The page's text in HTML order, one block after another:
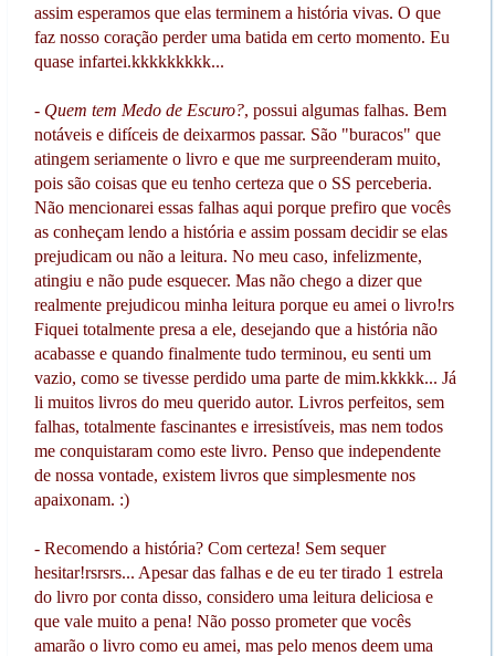
assim esperamos que elas terminem a história vivas. O que
faz nosso coração perder uma batida em certo momento. Eu
quase infartei.kkkkkkkkk...
- Quem tem Medo de Escuro?, possui algumas falhas. Bem
notáveis e difíceis de deixarmos passar. São "buracos" que
atingem seriamente o livro e que me surpreenderam muito,
pois são coisas que eu tenho certeza que o SS perceberia.
Não mencionarei essas falhas aqui porque prefiro que vocês
as conheçam lendo a história e assim possam decidir se elas
prejudicam ou não a leitura. No meu caso, infelizmente,
atingiu e não pude esquecer. Mas não chego a dizer que
realmente prejudicou minha leitura porque eu amei o livro!rs
Fiquei totalmente presa a ele, desejando que a história não
acabasse e quando finalmente tudo terminou, eu senti um
vazio, como se tivesse perdido uma parte de mim.kkkkk... Já
li muitos livros do meu querido autor. Livros perfeitos, sem
falhas, totalmente fascinantes e irresistíveis, mas nem todos
me conquistaram como este livro. Penso que independente
de nossa vontade, existem livros que simplesmente nos
apaixonam. :)
- Recomendo a história? Com certeza! Sem sequer
hesitar!rsrsrs... Apesar das falhas e de eu ter tirado 1 estrela
do livro por conta disso, considero uma leitura deliciosa e
que vale muito a pena! Não posso prometer que vocês
amarão o livro como eu amei, mas pelo menos deem uma